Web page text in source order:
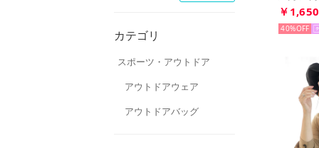
カテゴリ
スポーツ・アウトドア
アウトドアウェア
アウトドアバッグ
￥1,650
40%